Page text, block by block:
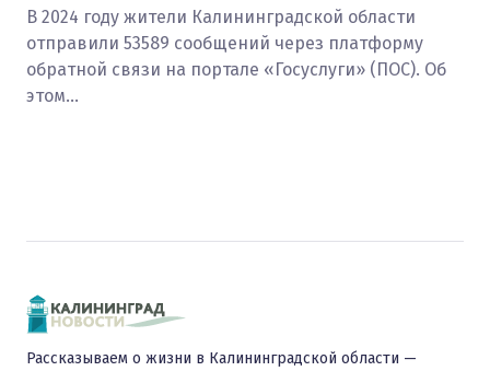
В 2024 году жители Калининградской области
отправили 53589 сообщений через платформу
обратной связи на портале «Госуслуги» (ПОС). Об
этом…
Рассказываем о жизни в Калининградской области —